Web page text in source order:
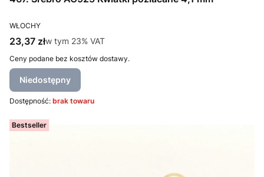
PRODUCENT
WŁOCHY
Cena brutto
23,37 złw tym %s VAT
w tym 23% VAT
Ceny podane bez kosztów dostawy.
Niedostępny
Dostępność: brak towaru
Bestseller